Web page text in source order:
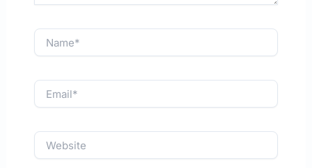
Name*
Email*
Website